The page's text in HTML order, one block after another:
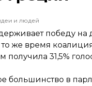
и людей
победу на
то же время
31,5%
большинство в